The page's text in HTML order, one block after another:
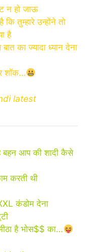
न हो जाऊ
तुम्हारे उन्होंने तो
है
का ज्यादा ध्यान देना
शॉक…
latest
आप की शादी कैसे
करती थी
कंडोम देना
है भोस$$ का…